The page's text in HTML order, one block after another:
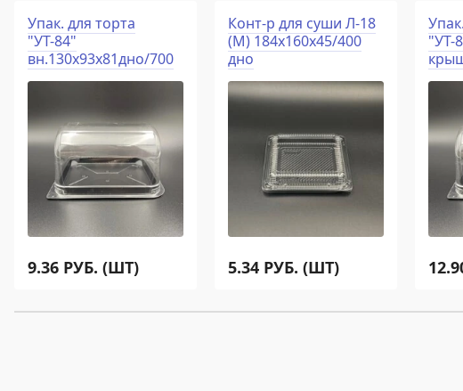
Упак. для торта
"УТ-84"
вн.130x93x81дно/700
9.36 РУБ. (ШТ)
Конт-р для суши Л-18
(М) 184х160х45/400
дно
5.34 РУБ. (ШТ)
"УТ-